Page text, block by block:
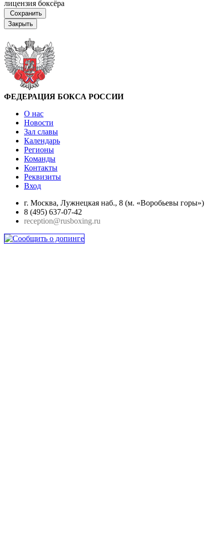
лицензия боксёра
Сохранить
Закрыть
ФЕДЕРАЦИЯ БОКСА РОССИИ
О нас
Новости
Зал славы
Календарь
Регионы
Команды
Контакты
Реквизиты
Вход
г. Москва, Лужнецкая наб., 8 (м. «Воробьевы горы»)
8 (495) 637-07-42
reception@rusboxing.ru